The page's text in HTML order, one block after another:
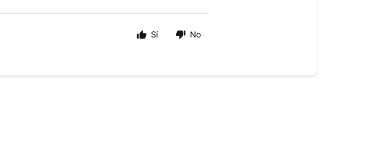
Sí No